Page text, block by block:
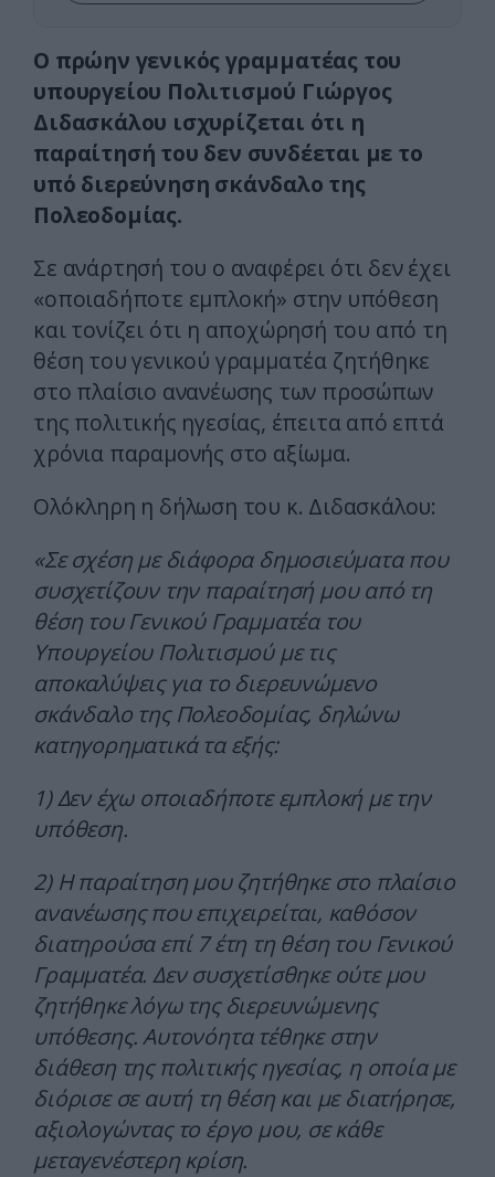
Ο πρώην γενικός γραμματέας του
υπουργείου Πολιτισμού Γιώργος
Διδασκάλου ισχυρίζεται ότι η
παραίτησή του δεν συνδέεται με το
υπό διερεύνηση σκάνδαλο της
Πολεοδομίας.
Σε ανάρτησή του ο αναφέρει ότι δεν έχει
«οποιαδήποτε εμπλοκή» στην υπόθεση
και τονίζει ότι η αποχώρησή του από τη
θέση του γενικού γραμματέα ζητήθηκε
στο πλαίσιο ανανέωσης των προσώπων
της πολιτικής ηγεσίας, έπειτα από επτά
χρόνια παραμονής στο αξίωμα.
Ολόκληρη η δήλωση του κ. Διδασκάλου:
«Σε σχέση με διάφορα δημοσιεύματα που
συσχετίζουν την παραίτησή μου από τη
θέση του Γενικού Γραμματέα του
Υπουργείου Πολιτισμού με τις
αποκαλύψεις για το διερευνώμενο
σκάνδαλο της Πολεοδομίας, δηλώνω
κατηγορηματικά τα εξής:
1) Δεν έχω οποιαδήποτε εμπλοκή με την
υπόθεση.
2) Η παραίτηση μου ζητήθηκε στο πλαίσιο
ανανέωσης που επιχειρείται, καθόσον
διατηρούσα επί 7 έτη τη θέση του Γενικού
Γραμματέα. Δεν συσχετίσθηκε ούτε μου
ζητήθηκε λόγω της διερευνώμενης
υπόθεσης. Αυτονόητα τέθηκε στην
διάθεση της πολιτικής ηγεσίας, η οποία με
διόρισε σε αυτή τη θέση και με διατήρησε,
αξιολογώντας το έργο μου, σε κάθε
μεταγενέστερη κρίση.